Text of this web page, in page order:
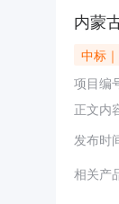
内蒙
中标
项目编
正文内
发布时
相关产